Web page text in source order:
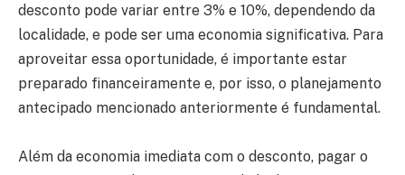
desconto pode variar entre 3% e 10%, dependendo da
localidade, e pode ser uma economia significativa. Para
aproveitar essa oportunidade, é importante estar
preparado financeiramente e, por isso, o planejamento
antecipado mencionado anteriormente é fundamental.
Além da economia imediata com o desconto, pagar o